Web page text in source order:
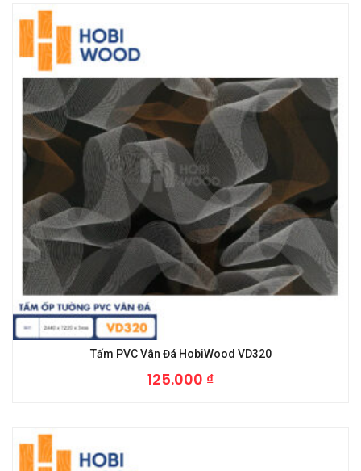
Tấm PVC Vân Đá HobiWood VD320
125.000 ₫